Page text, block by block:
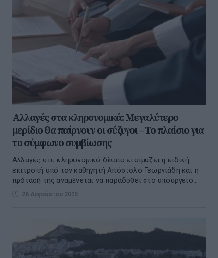
Αλλαγές στα κληρονομικά: Μεγαλύτερο
μερίδιο θα παίρνουν οι σύζυγοι – Το πλαίσιο για
το σύμφωνο συμβίωσης
Αλλαγές στο κληρονομικό δίκαιο ετοιμάζει η ειδική
επιτροπή υπό τον καθηγητή Απόστολο Γεωργιάδη και η
πρότασή της αναμένεται να παραδοθεί στο υπουργείο...
26 Αυγούστου 2025